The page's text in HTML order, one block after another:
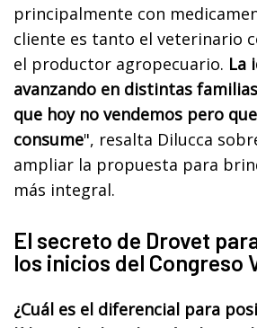
principalmente con
cliente es tanto el veterinario
el productor agropecuario. La
avanzando en distintas
que hoy no vendemos pero
consume", resalta Dilucca
ampliar la propuesta para
más integral.
El secreto de Drovet
los inicios del Congreso
¿Cuál es el diferencial para